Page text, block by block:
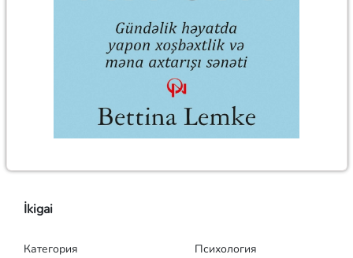
İkigai
Категория Психология